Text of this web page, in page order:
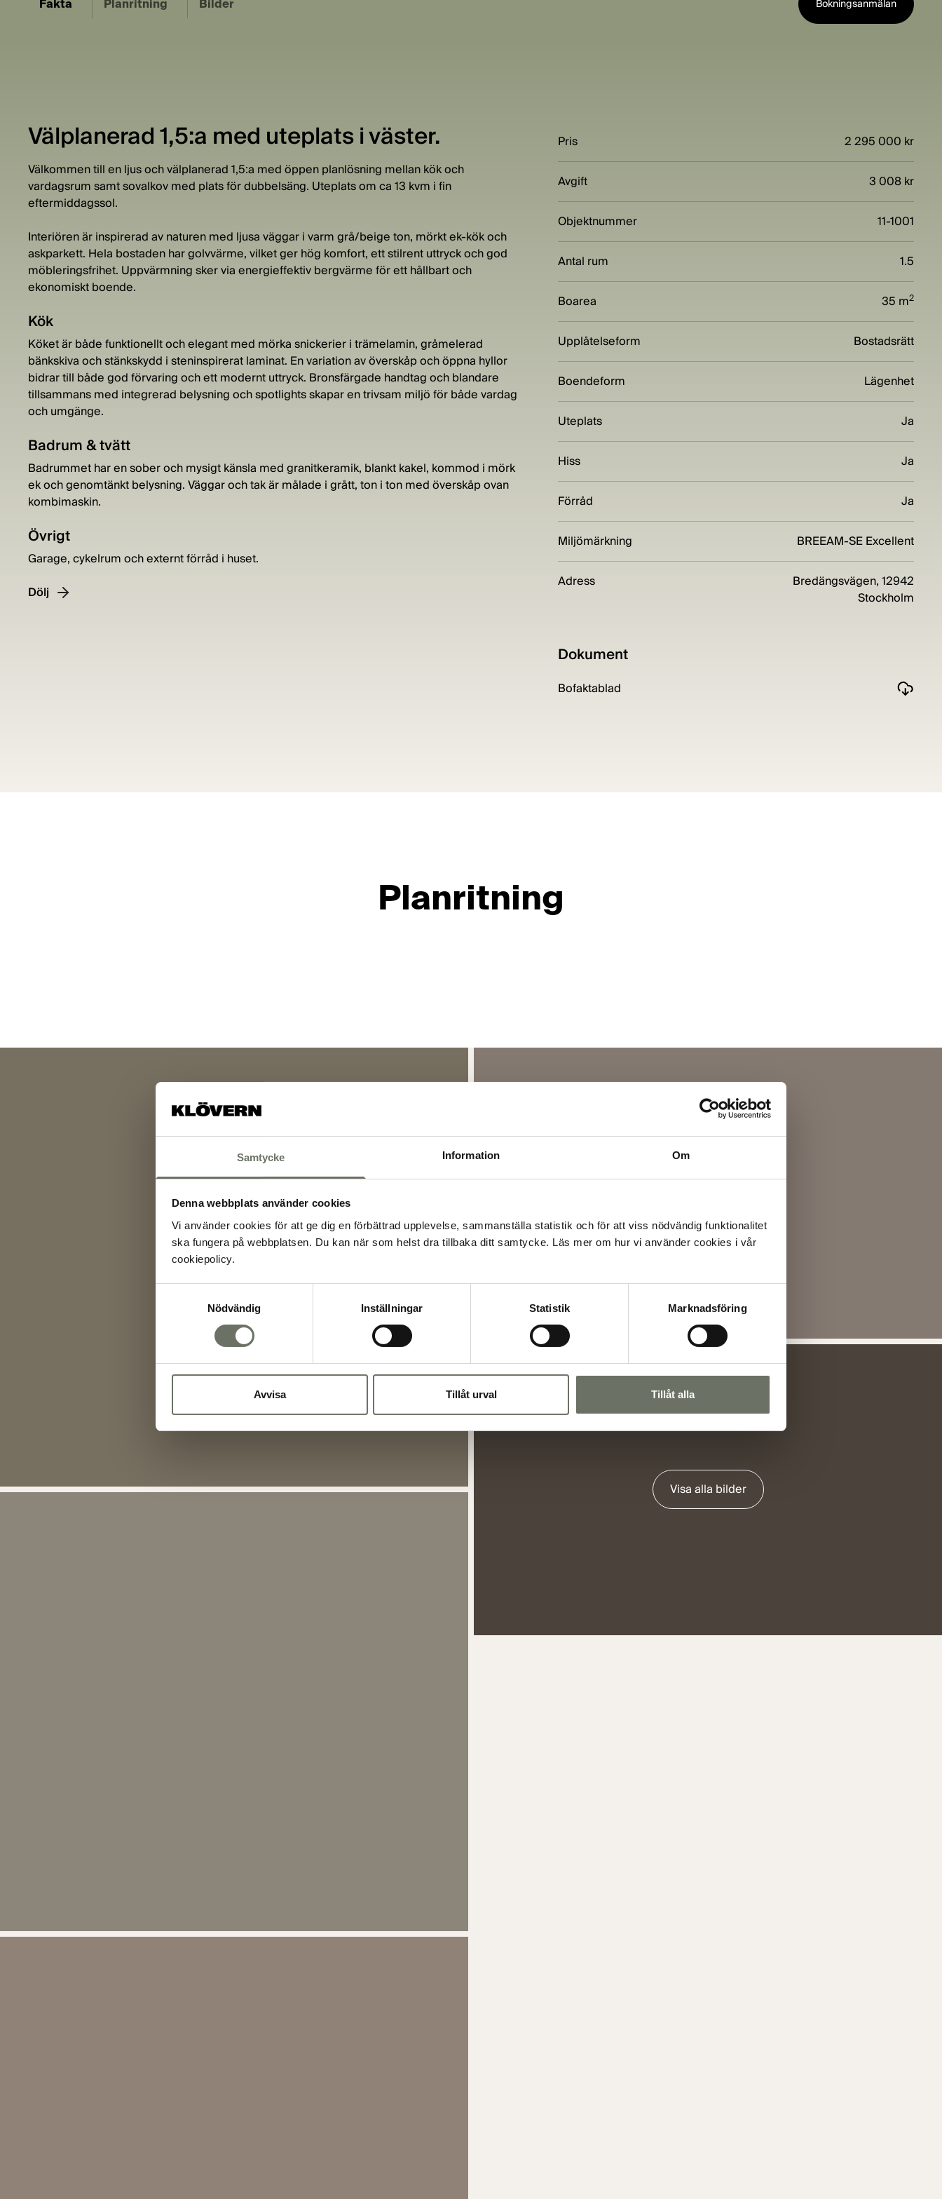
Samtycke Information Om
Denna webbplats använder cookies
Vi använder cookies för att ge dig en förbättrad upplevelse, sammanställa statistik och för att viss nödvändig funktionalitet
ska fungera på webbplatsen. Du kan när som helst dra tillbaka ditt samtycke. Läs mer om hur vi använder cookies i vår
cookiepolicy.
Nödvändig
Inställningar Statistik Marknadsföring
Avvisa Tillåt urval Tillåt alla
Fakta Planritning Bilder Bokningsanmälan
Välplanerad 1,5:a med uteplats i väster.
Välkommen till en ljus och välplanerad 1,5:a med öppen planlösning mellan kök och
vardagsrum samt sovalkov med plats för dubbelsäng. Uteplats om ca 13 kvm i fin
eftermiddagssol.
Interiören är inspirerad av naturen med ljusa väggar i varm grå/beige ton, mörkt ek-kök och
askparkett. Hela bostaden har golvvärme, vilket ger hög komfort, ett stilrent uttryck och god
möbleringsfrihet. Uppvärmning sker via energieffektiv bergvärme för ett hållbart och
ekonomiskt boende.
Kök
Köket är både funktionellt och elegant med mörka snickerier i trämelamin, gråmelerad
bänkskiva och stänkskydd i steninspirerat laminat. En variation av överskåp och öppna hyllor
bidrar till både god förvaring och ett modernt uttryck. Bronsfärgade handtag och blandare
tillsammans med integrerad belysning och spotlights skapar en trivsam miljö för både vardag
och umgänge.
Badrum & tvätt
Badrummet har en sober och mysigt känsla med granitkeramik, blankt kakel, kommod i mörk
ek och genomtänkt belysning. Väggar och tak är målade i grått, ton i ton med överskåp ovan
kombimaskin.
Övrigt
Garage, cykelrum och externt förråd i huset.
Dölj
Pris 2 295 000 kr
Avgift 3 008 kr
Objektnummer 11-1001
Antal rum 1.5
Boarea 35 m2
Upplåtelseform Bostadsrätt
Boendeform Lägenhet
Uteplats Ja
Hiss Ja
Förråd Ja
Miljömärkning BREEAM-SE Excellent
Adress
Bredängsvägen, 12942
Stockholm
Dokument
Bofaktablad
Planritning
Visa alla bilder